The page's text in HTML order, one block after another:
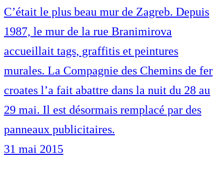
C’était le plus beau mur de Zagreb. Depuis
1987, le mur de la rue Branimirova
accueillait tags, graffitis et peintures
murales. La Compagnie des Chemins de fer
croates l’a fait abattre dans la nuit du 28 au
29 mai. Il est désormais remplacé par des
panneaux publicitaires.
31 mai 2015